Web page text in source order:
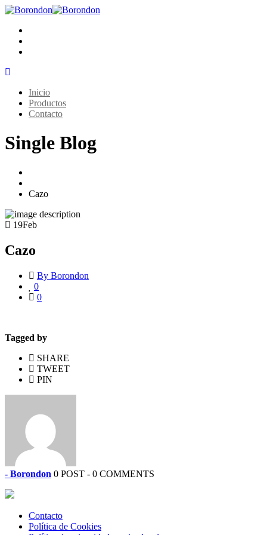
Inicio
Productos
Contacto
Single Blog
Cazo
19Feb
Cazo
By Borondon
0
0
Tagged by
SHARE
TWEET
PIN
- Borondon 0 POST - 0 COMMENTS
Contacto
Política de Cookies